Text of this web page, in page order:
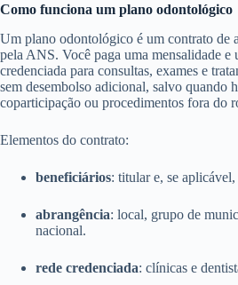
Como funciona um plano odontológico
Um plano odontológico é um contrato de
pela ANS. Você paga uma mensalidade e
credenciada para consultas, exames e
sem desembolso adicional, salvo quando
coparticipação ou procedimentos fora do
Elementos do contrato:
beneficiários: titular e, se aplicável,
abrangência: local, grupo de
nacional.
rede credenciada: clínicas e